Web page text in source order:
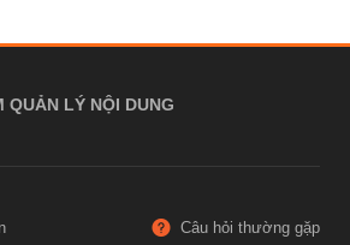
QUẢN LÝ NỘI DUNG
Câu hỏi thường gặp